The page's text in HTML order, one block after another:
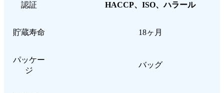
認証 HACCP、ISO、ハラール
貯蔵寿命 18ヶ月
パッケー
ジ
バッグ